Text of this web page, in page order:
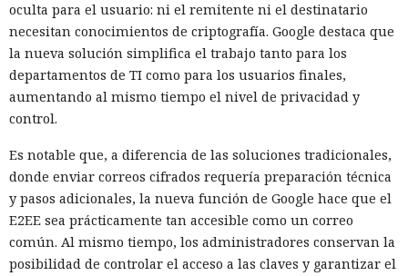
oculta para el usuario: ni el remitente ni el destinatario
necesitan conocimientos de criptografía. Google destaca que
la nueva solución simplifica el trabajo tanto para los
departamentos de TI como para los usuarios finales,
aumentando al mismo tiempo el nivel de privacidad y
control.
Es notable que, a diferencia de las soluciones tradicionales,
donde enviar correos cifrados requería preparación técnica
y pasos adicionales, la nueva función de Google hace que el
E2EE sea prácticamente tan accesible como un correo
común. Al mismo tiempo, los administradores conservan la
posibilidad de controlar el acceso a las claves y garantizar el